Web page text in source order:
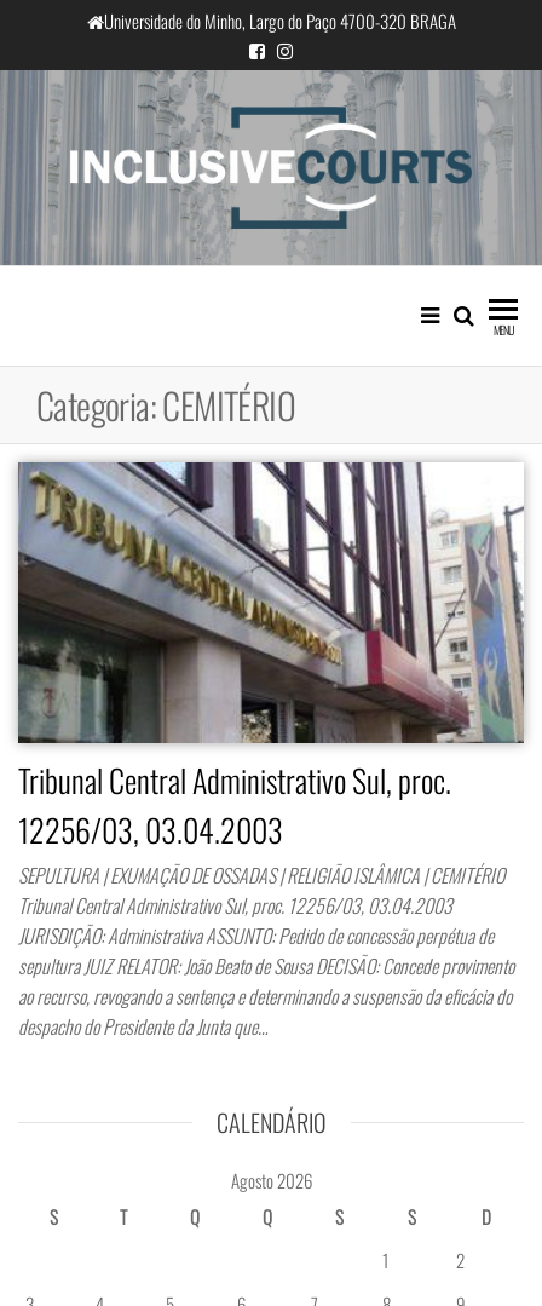
o
conteúdo
Universidade do Minho, Largo do Paço 4700-320 BRAGA
InclusiveCourts
Igualdade e diferença cultural na
prática judicial portuguesa
MENU
Categoria:CEMITÉRIO
Tribunal Central Administrativo Sul, proc.
12256/03, 03.04.2003
SEPULTURA | EXUMAÇÃO DE OSSADAS | RELIGIÃO ISLÂMICA | CEMITÉRIO
Tribunal Central Administrativo Sul, proc. 12256/03, 03.04.2003
JURISDIÇÃO: Administrativa ASSUNTO: Pedido de concessão perpétua de
sepultura JUIZ RELATOR: João Beato de Sousa DECISÃO: Concede provimento
ao recurso, revogando a sentença e determinando a suspensão da eficácia do
despacho do Presidente da Junta que…
CALENDÁRIO
Agosto 2026
S
T Q Q S S
D
1
2